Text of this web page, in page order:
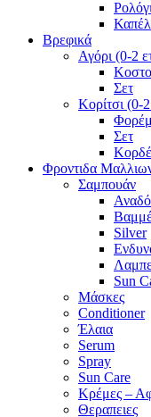
Βρεφικά
Αγόρι (0-2
Σετ
Κορίτσι (0-
Σετ
Φροντιδα
Σαμπουάν
Silver
Sun
Μάσκες
Conditioner
Έλαια
Serum
Spray
Sun Care
Κρέμες –
Θεραπειες